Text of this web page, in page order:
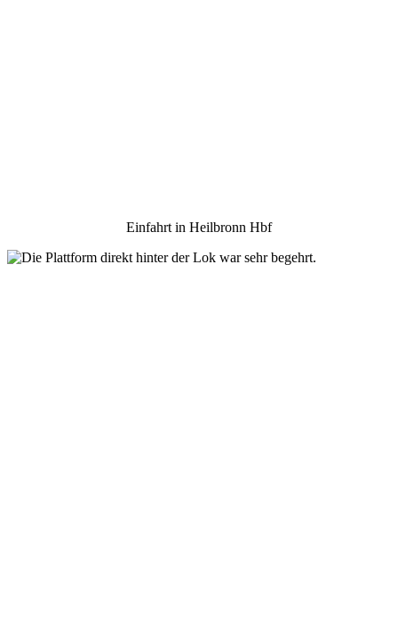
Einfahrt in Heilbronn Hbf